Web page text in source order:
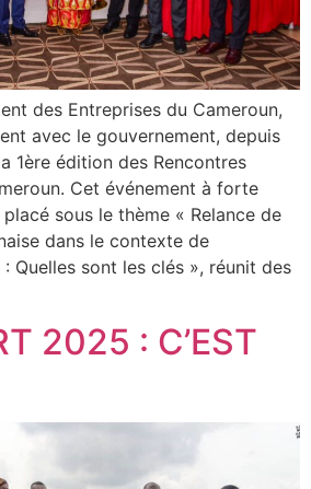
des Entreprises du Cameroun,
avec le gouvernement, depuis
1ère édition des Rencontres
Cet événement à forte
sous le thème « Relance de
dans le contexte de
: Quelles sont les clés », réunit des
2025 : C’EST